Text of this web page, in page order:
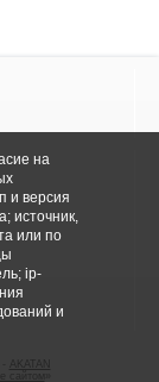
сайтом
на
и версия
источник,
или по
ip-
и